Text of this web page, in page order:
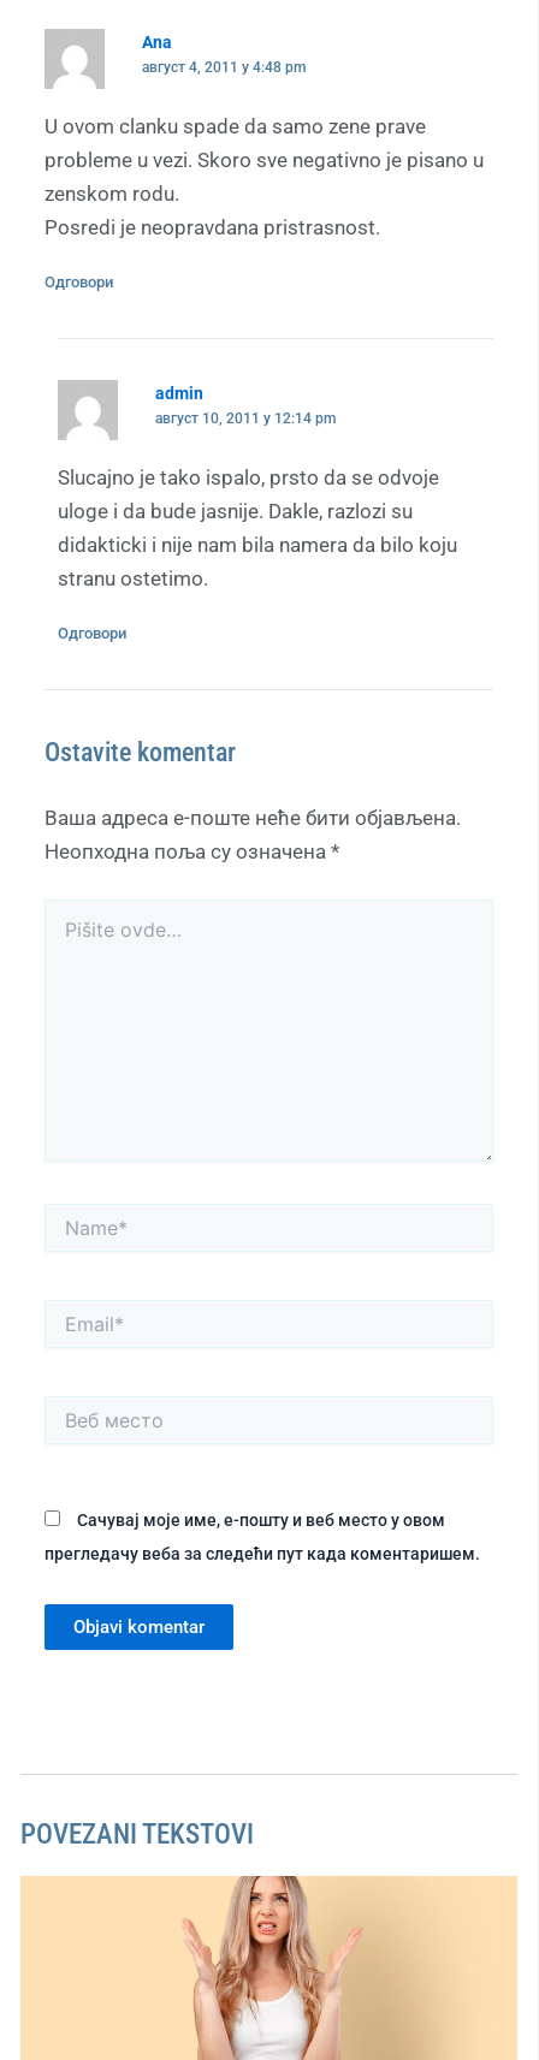
Ana
август 4, 2011 у 4:48 pm
U ovom clanku spade da samo zene prave
probleme u vezi. Skoro sve negativno je pisano u
zenskom rodu.
Posredi je neopravdana pristrasnost.
Одговори
admin
август 10, 2011 у 12:14 pm
Slucajno je tako ispalo, prsto da se odvoje
uloge i da bude jasnije. Dakle, razlozi su
didakticki i nije nam bila namera da bilo koju
stranu ostetimo.
Одговори
Ostavite komentar
Ваша адреса е-поште неће бити објављена.
Неопходна поља су означена *
Name*
Email*
Веб
место
Сачувај моје име, е-пошту и веб место у овом
прегледачу веба за следећи пут када коментаришем.
POVEZANI TEKSTOVI